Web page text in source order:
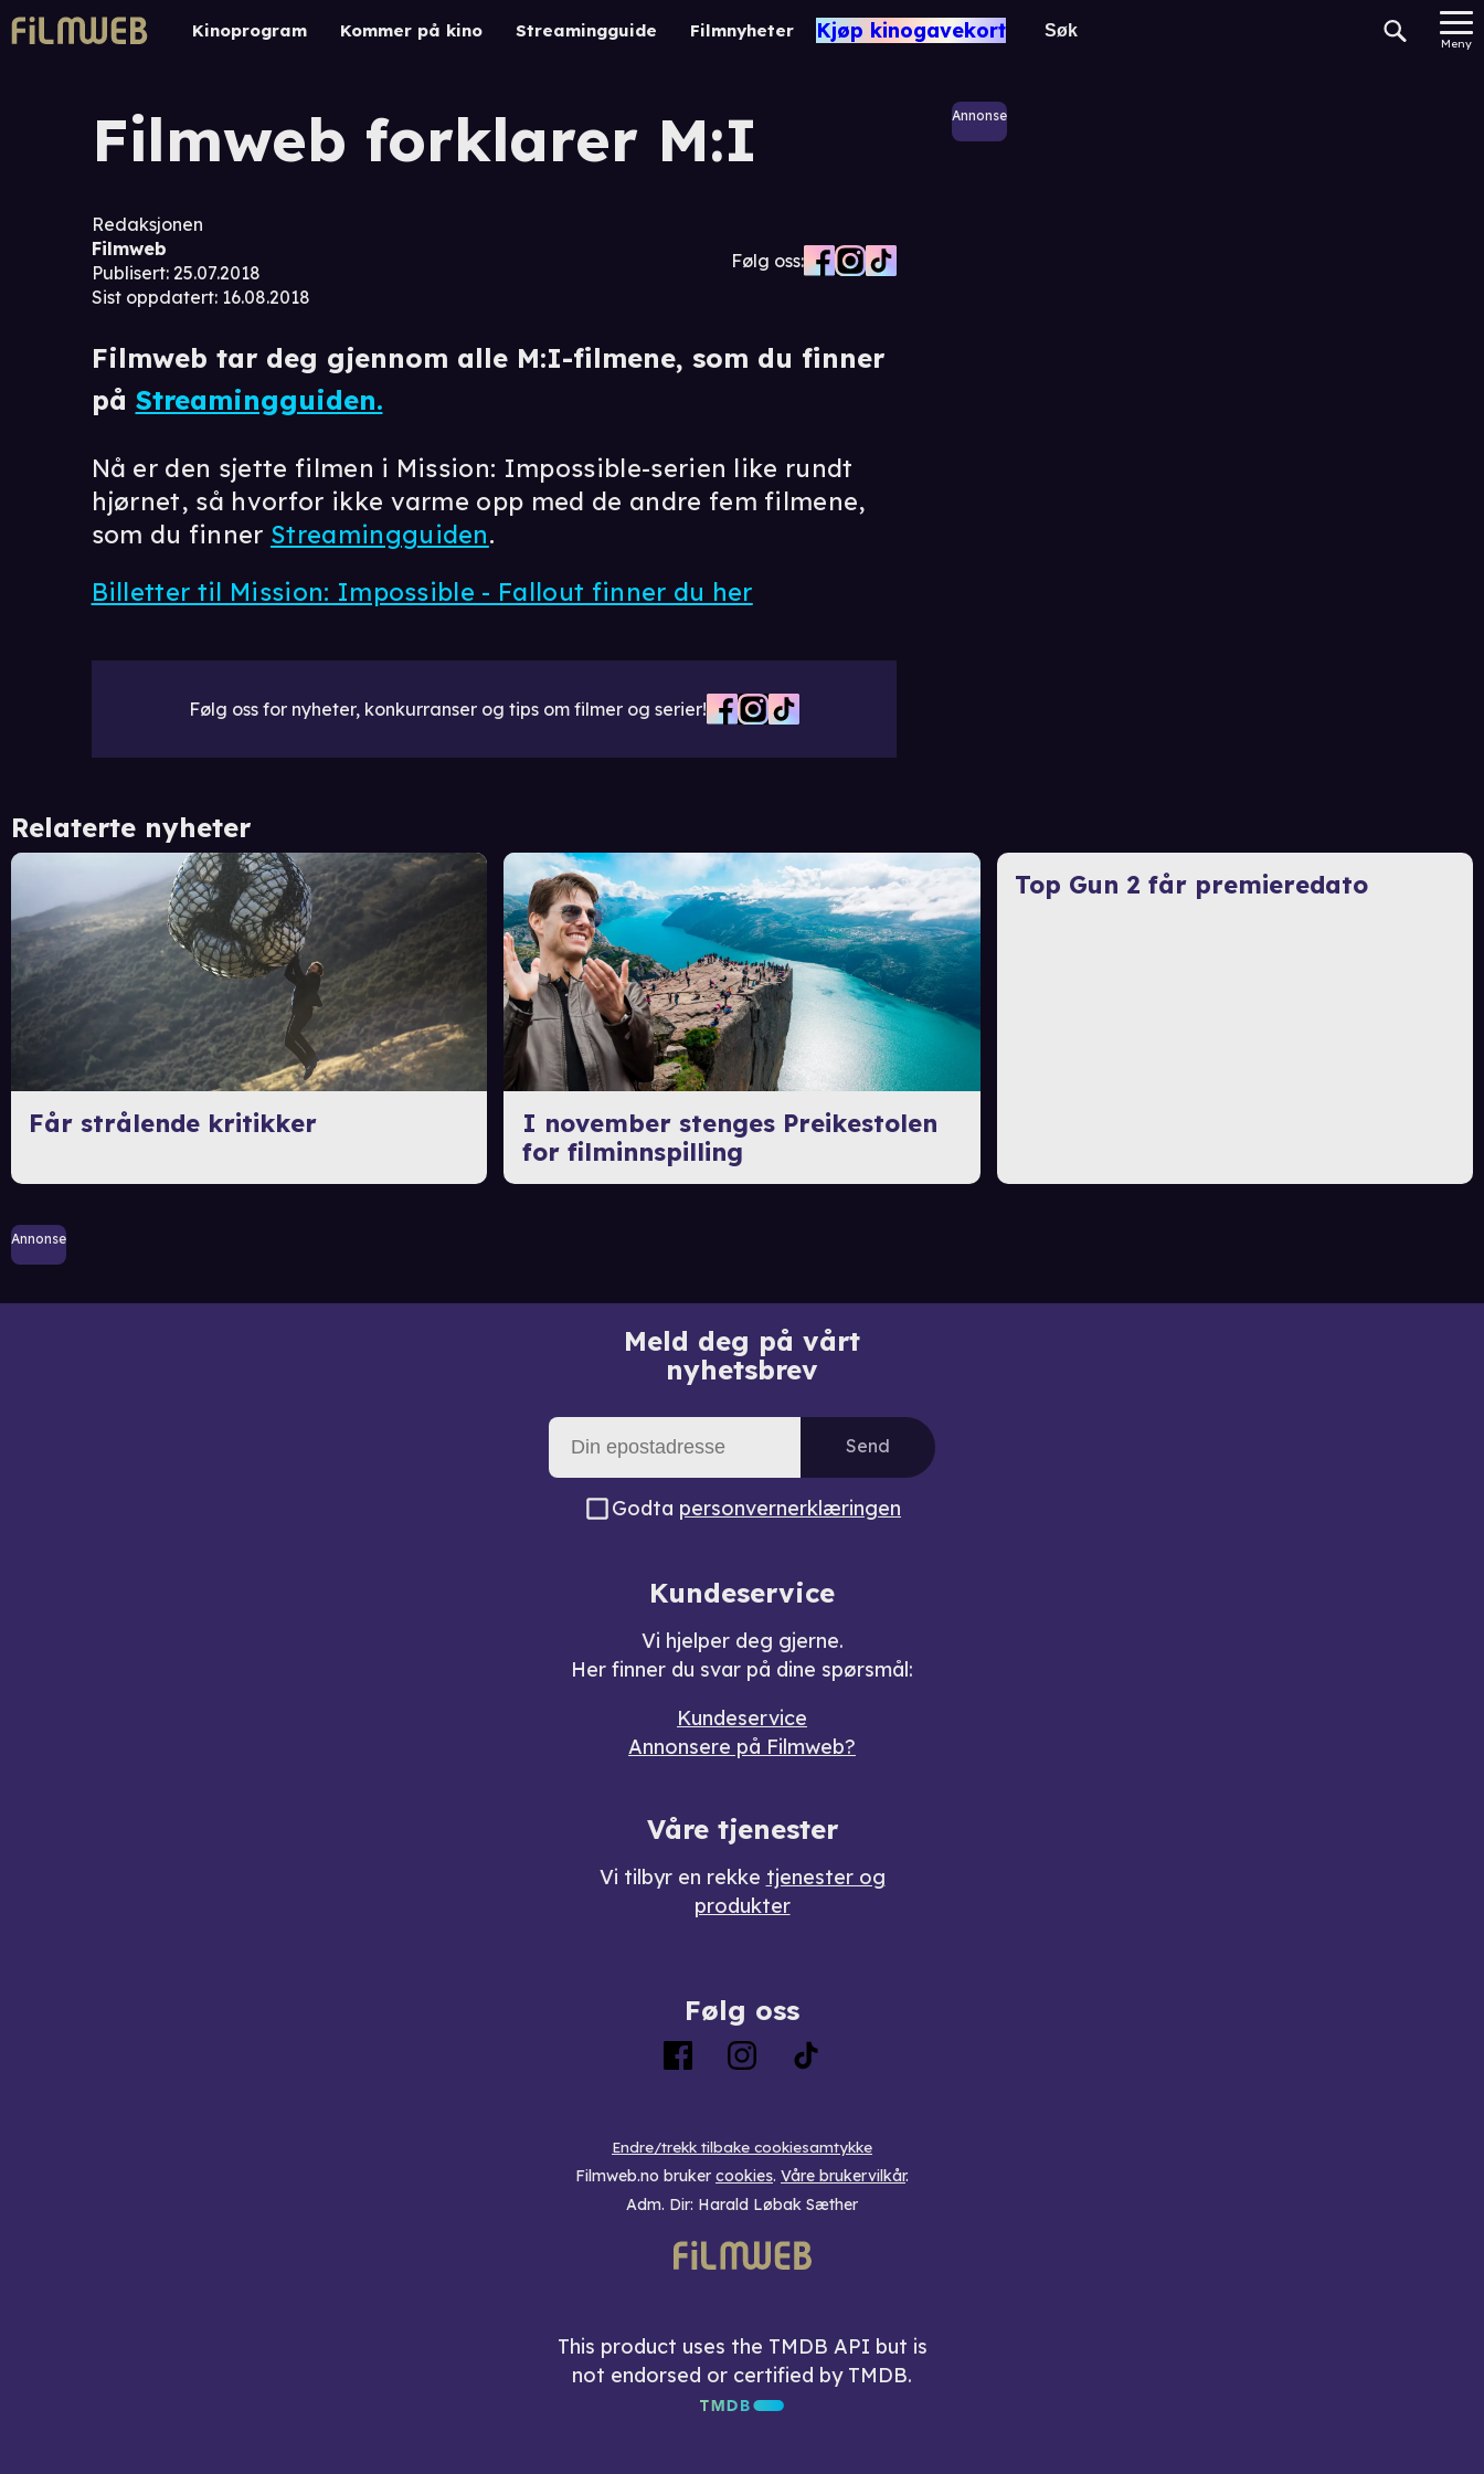
Kinoprogram Kommer på kino Streamingguide Filmnyheter Kjøp kinogavekort
Meny
Filmweb forklarer M:I
Redaksjonen
Filmweb
Publisert: 25.07.2018
Sist oppdatert: 16.08.2018
Følg oss:
Filmweb tar deg gjennom alle M:I-filmene, som du finner
på Streamingguiden.
Annonse
Nå er den sjette filmen i Mission: Impossible-serien like rundt
hjørnet, så hvorfor ikke varme opp med de andre fem filmene,
som du finner Streamingguiden.
Billetter til Mission: Impossible - Fallout finner du her
Følg oss for nyheter, konkurranser og tips om filmer og serier!
Relaterte nyheter
Får strålende kritikker
I november stenges Preikestolen
for filminnspilling
Top Gun 2 får premieredato
Annonse
Meld deg på vårt
nyhetsbrev
Send
Godta personvernerklæringen
Kundeservice
Vi hjelper deg gjerne.
Her finner du svar på dine spørsmål:
Kundeservice
Annonsere på Filmweb?
Våre tjenester
Vi tilbyr en rekke tjenester og
produkter
Følg oss
Endre/trekk tilbake cookiesamtykke
Filmweb.no bruker cookies. Våre brukervilkår.
Adm. Dir: Harald Løbak Sæther
This product uses the TMDB API but is
not endorsed or certified by TMDB.